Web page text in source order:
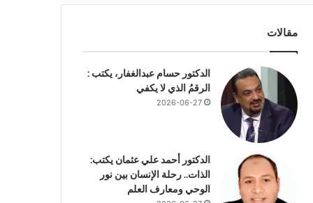
مقالات
الدكتور حسام عبدالغفار، يكتب :
الرقمُ الذي لا يكفي
2026-06-27
الدكتور أحمد علي عثمان يكتب:
الذات.. رحلة الإنسان بين نور
الوحي ومعارف العلم